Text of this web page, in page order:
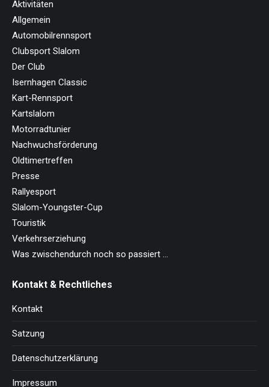
Aktivitäten
Allgemein
Automobilrennsport
Clubsport Slalom
Der Club
Isernhagen Classic
Kart-Rennsport
Kartslalom
Motorradtunier
Nachwuchsförderung
Oldtimertreffen
Presse
Rallyesport
Slalom-Youngster-Cup
Touristik
Verkehrserziehung
Was zwischendurch noch so passiert …
Kontakt & Rechtliches
Kontakt
Satzung
Datenschutzerklärung
Impressum